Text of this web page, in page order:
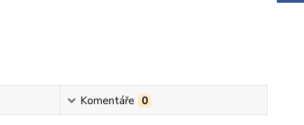
Komentáře 0